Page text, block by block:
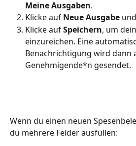
Meine Ausgaben.
Klicke auf Neue Ausgabe
Klicke auf Speichern, um
einzureichen. Eine
Benachrichtigung wird dann
Genehmigende*n gesendet.
Wenn du einen neuen
du mehrere Felder ausfüllen: